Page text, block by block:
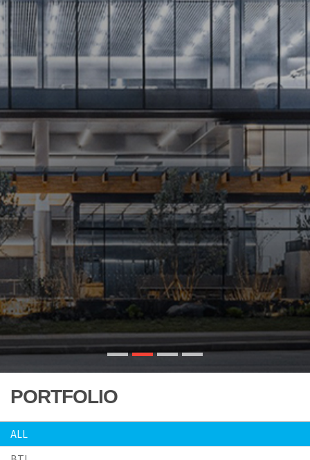
PORTFOLIO
ALL